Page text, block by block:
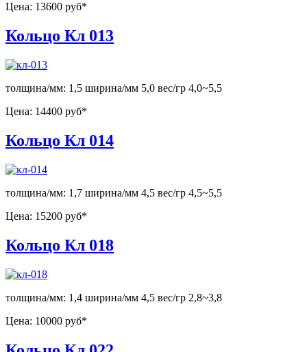
Цена: 13600 руб*
Кольцо Кл 013
толщина/мм: 1,5 ширина/мм 5,0 вес/гр 4,0~5,5
Цена: 14400 руб*
Кольцо Кл 014
толщина/мм: 1,7 ширина/мм 4,5 вес/гр 4,5~5,5
Цена: 15200 руб*
Кольцо Кл 018
толщина/мм: 1,4 ширина/мм 4,5 вес/гр 2,8~3,8
Цена: 10000 руб*